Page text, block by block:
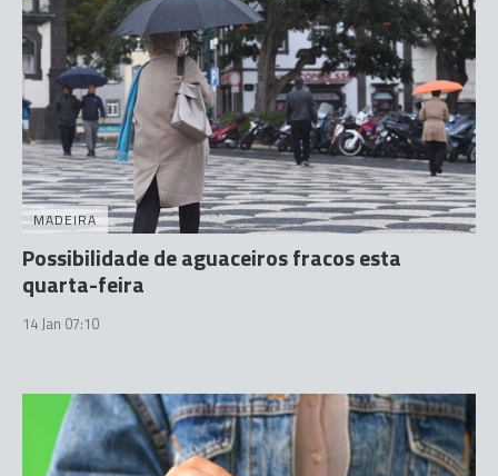
MADEIRA
Possibilidade de aguaceiros fracos esta
quarta-feira
14 Jan 07:10